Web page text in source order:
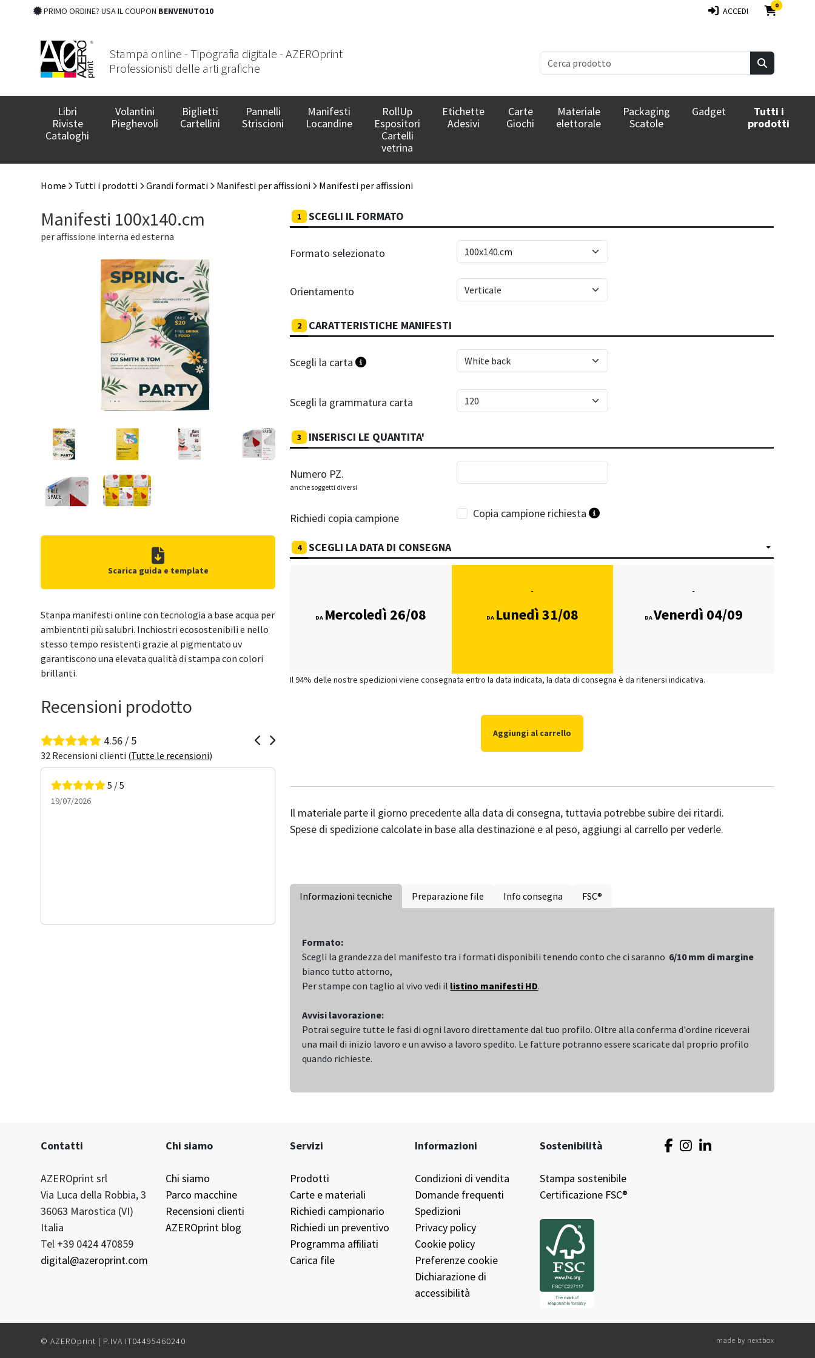
PRIMO ORDINE? USA IL COUPON BENVENUTO10 ACCEDI
0PRODOTTI
Stampa online - Tipografia digitale - AZEROprint
Professionisti delle arti grafiche
Libri
Riviste
Cataloghi
Volantini
Pieghevoli
Biglietti
Cartellini
Pannelli
Striscioni
Manifesti
Locandine
RollUp
Espositori
Cartelli
vetrina
Etichette
Adesivi
Carte
Giochi
Materiale
elettorale
Packaging
Scatole
Gadget
Tutti i
prodotti
Home Tutti i prodotti Grandi formati Manifesti per affissioni Manifesti per affissioni
Manifesti 100x140.cm
per affissione interna ed esterna
Scarica guida e template
Stanpa manifesti online con tecnologia a base acqua per
ambientnti più salubri. Inchiostri ecosostenibili e nello
stesso tempo resistenti grazie al pigmentato uv
garantiscono una elevata qualità di stampa con colori
brillanti.
Recensioni prodotto
4.56 / 5
32 Recensioni clienti (Tutte le recensioni)
5 / 5
19/07/2026
1 SCEGLI IL FORMATO
Formato selezionato
Orientamento
2 CARATTERISTICHE MANIFESTI
Scegli la carta
Scegli la grammatura carta
3 INSERISCI LE QUANTITA'
Numero PZ.
anche soggetti diversi
Richiedi copia campione Copia campione richiesta
4 SCEGLI LA DATA DI CONSEGNA
DA Mercoledì 26/08 DA Lunedì 31/08 DAVenerdì 04/09
Il 94% delle nostre spedizioni viene consegnata entro la data indicata, la data di consegna è da ritenersi indicativa.
Aggiungi al carrello
Il materiale parte il giorno precedente alla data di consegna, tuttavia potrebbe subire dei ritardi.
Spese di spedizione calcolate in base alla destinazione e al peso, aggiungi al carrello per vederle.
Informazioni tecniche Preparazione file Info consegna FSC®
Formato:
Scegli la grandezza del manifesto tra i formati disponibili tenendo conto che ci saranno 6/10 mm di margine
bianco tutto attorno,
Per stampe con taglio al vivo vedi il listino manifesti HD.
Avvisi lavorazione:
Potrai seguire tutte le fasi di ogni lavoro direttamente dal tuo profilo. Oltre alla conferma d'ordine riceverai
una mail di inizio lavoro e un avviso a lavoro spedito. Le fatture potranno essere scaricate dal proprio profilo
quando richieste.
Contatti
AZEROprint srl
Via Luca della Robbia, 3
36063 Marostica (VI)
Italia
Tel +39 0424 470859
digital@azeroprint.com
Chi siamo
Chi siamo
Parco macchine
Recensioni clienti
AZEROprint blog
Servizi
Prodotti
Carte e materiali
Richiedi campionario
Richiedi un preventivo
Programma affiliati
Carica file
Informazioni
Condizioni di vendita
Domande frequenti
Spedizioni
Privacy policy
Cookie policy
Preferenze cookie
Dichiarazione di
accessibilità
Sostenibilità
Stampa sostenibile
Certificazione FSC®
© AZEROprint | P.IVA IT04495460240 made by nextbox